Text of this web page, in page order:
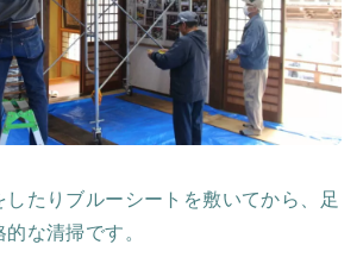
たりブルーシートを敷いてから、足
な清掃です。